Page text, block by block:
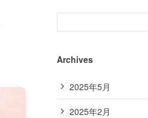
Archives
2025年5月
2025年2月